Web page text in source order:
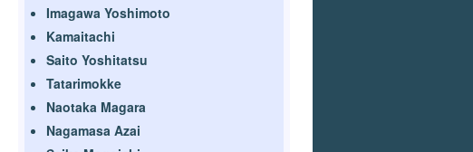
Imagawa Yoshimoto
Kamaitachi
Saito Yoshitatsu
Tatarimokke
Naotaka Magara
Nagamasa Azai